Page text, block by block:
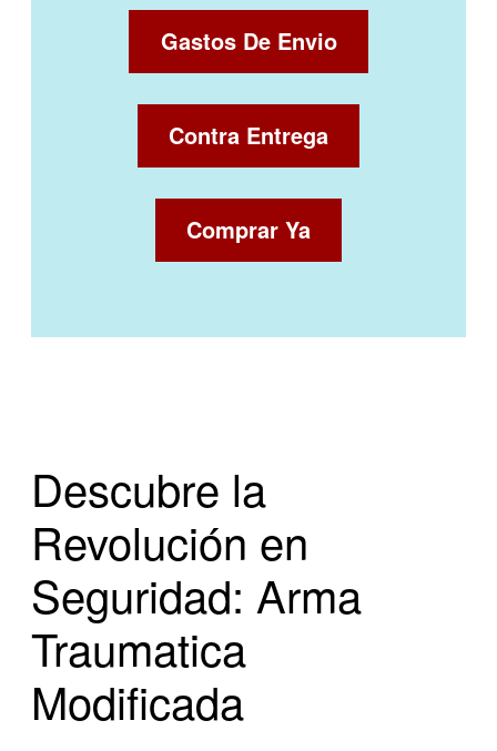
Gastos De Envio
Contra Entrega
Comprar Ya
Descubre la
Revolución en
Seguridad: Arma
Traumatica
Modificada